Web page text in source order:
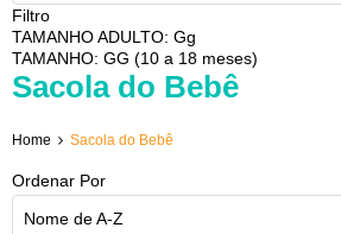
Filtro
TAMANHO ADULTO: Gg
TAMANHO: GG (10 a 18 meses)
Sacola do Bebê
Home Sacola do Bebê
Ordenar Por
Nome de A-Z